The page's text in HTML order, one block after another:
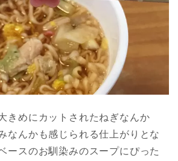
きめにカットされたねぎなんか
なんかも感じられる仕上がりとな
ースのお馴染みのスープにぴった